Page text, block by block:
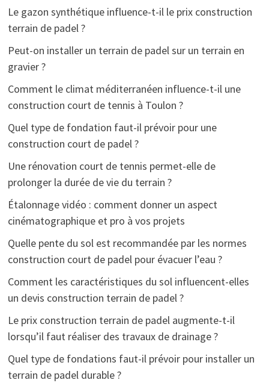
Le gazon synthétique influence-t-il le prix construction
terrain de padel ?
Peut-on installer un terrain de padel sur un terrain en
gravier ?
Comment le climat méditerranéen influence-t-il une
construction court de tennis à Toulon ?
Quel type de fondation faut-il prévoir pour une
construction court de padel ?
Une rénovation court de tennis permet-elle de
prolonger la durée de vie du terrain ?
Étalonnage vidéo : comment donner un aspect
cinématographique et pro à vos projets
Quelle pente du sol est recommandée par les normes
construction court de padel pour évacuer l’eau ?
Comment les caractéristiques du sol influencent-elles
un devis construction terrain de padel ?
Le prix construction terrain de padel augmente-t-il
lorsqu’il faut réaliser des travaux de drainage ?
Quel type de fondations faut-il prévoir pour installer un
terrain de padel durable ?